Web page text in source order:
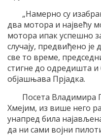
„Намерно су
два мотора и највећу
мотора ипак успешно
случају, предвиђено је
све то време,
стигне до одредишта
објашњава Прјадка.
Посета Владимира
Хмејим, из више него
унапред била
да ни сами војни